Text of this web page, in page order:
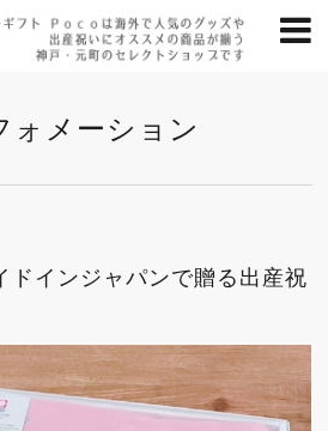
ォメーション
ドインジャパンで贈る出産祝